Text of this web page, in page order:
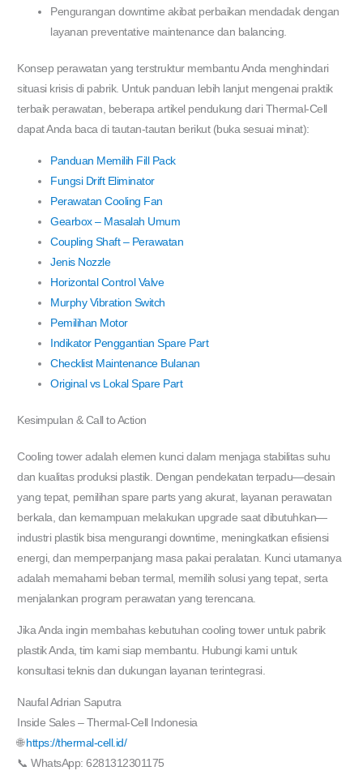
Pengurangan downtime akibat perbaikan mendadak dengan
layanan preventative maintenance dan balancing.
Konsep perawatan yang terstruktur membantu Anda menghindari
situasi krisis di pabrik. Untuk panduan lebih lanjut mengenai praktik
terbaik perawatan, beberapa artikel pendukung dari Thermal-Cell
dapat Anda baca di tautan-tautan berikut (buka sesuai minat):
Panduan Memilih Fill Pack
Fungsi Drift Eliminator
Perawatan Cooling Fan
Gearbox – Masalah Umum
Coupling Shaft – Perawatan
Jenis Nozzle
Horizontal Control Valve
Murphy Vibration Switch
Pemilihan Motor
Indikator Penggantian Spare Part
Checklist Maintenance Bulanan
Original vs Lokal Spare Part
Kesimpulan & Call to Action
Cooling tower adalah elemen kunci dalam menjaga stabilitas suhu
dan kualitas produksi plastik. Dengan pendekatan terpadu—desain
yang tepat, pemilihan spare parts yang akurat, layanan perawatan
berkala, dan kemampuan melakukan upgrade saat dibutuhkan—
industri plastik bisa mengurangi downtime, meningkatkan efisiensi
energi, dan memperpanjang masa pakai peralatan. Kunci utamanya
adalah memahami beban termal, memilih solusi yang tepat, serta
menjalankan program perawatan yang terencana.
Jika Anda ingin membahas kebutuhan cooling tower untuk pabrik
plastik Anda, tim kami siap membantu. Hubungi kami untuk
konsultasi teknis dan dukungan layanan terintegrasi.
Naufal Adrian Saputra
Inside Sales – Thermal-Cell Indonesia
🌐https://thermal-cell.id/
📞 WhatsApp: 6281312301175